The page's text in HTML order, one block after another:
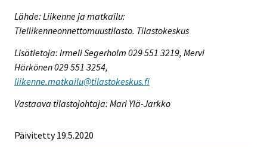
Lähde: Liikenne ja matkailu:
Tieliikenneonnettomuustilasto. Tilastokeskus
Lisätietoja: Irmeli Segerholm 029 551 3219, Mervi
Härkönen 029 551 3254,
liikenne.matkailu@tilastokeskus.fi
Vastaava tilastojohtaja: Mari Ylä-Jarkko
Päivitetty 19.5.2020